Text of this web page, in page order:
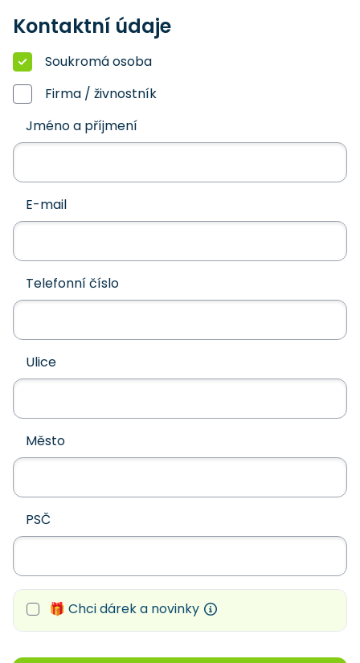
Kontaktní údaje
Soukromá osoba
Firma / živnostník
Jméno a příjmení
E-mail
Telefonní číslo
Ulice
Město
PSČ
🎁 Chci dárek a novinky